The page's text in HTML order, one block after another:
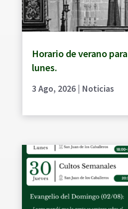
Horario de verano
lunes.
3 Ago, 2026| Noticias